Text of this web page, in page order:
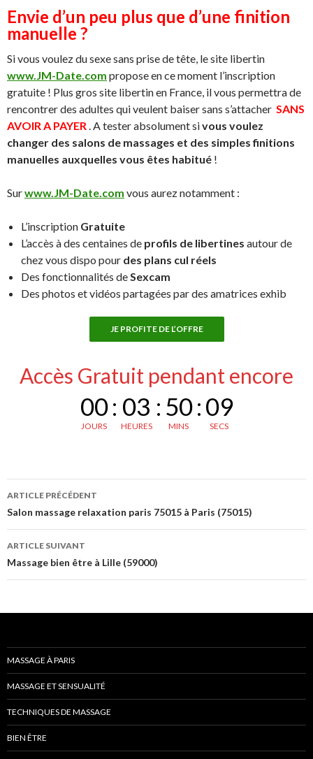
Envie d’un peu plus que d’une finition
manuelle ?
Si vous voulez du sexe sans prise de tête, le site libertin
www.JM-Date.com propose en ce moment l’inscription
gratuite ! Plus gros site libertin en France, il vous permettra de
rencontrer des adultes qui veulent baiser sans s’attacher SANS
AVOIR A PAYER . A tester absolument sivous voulez
changer des salons de massages et des simples finitions
manuelles auxquelles vous êtes habitué !
Surwww.JM-Date.com vous aurez notamment :
L’inscription Gratuite
L’accès à des centaines de profils de libertines autour de
chez vous dispo pour des plans cul réels
Des fonctionnalités de Sexcam
Des photos et vidéos partagées par des amatrices exhib
JE PROFITE DE L’OFFRE
Accès Gratuit pendant encore
00
JOURS
: 03
HEURES
: 50
MINS
:08
SECS
Navigation
des
articles
ARTICLE PRÉCÉDENT
Salon massage relaxation paris 75015 à Paris (75015)
ARTICLE SUIVANT
Massage bien être à Lille (59000)
MASSAGE À PARIS
MASSAGE ET SENSUALITÉ
TECHNIQUES DE MASSAGE
BIEN ÊTRE